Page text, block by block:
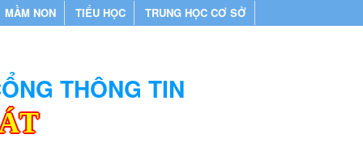
MẦM NON TIỂU HỌC TRUNG HỌC CƠ SỞ
THÔNG TIN